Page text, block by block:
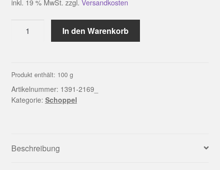
inkl. 19 % MwSt. zzgl. Versandkosten
Zauberball®100
2169_
Schurwolle
(Merino
medium)
In den Warenkorb
Produkt enthält: 100 g
Artikelnummer: 1391-2169_
Kategorie: Schoppel
Beschreibung